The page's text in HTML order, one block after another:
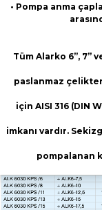
• Pompa anma
Tüm Alarko 6”, 7”
paslanmaz çelikten
için AISI 316 (DIN
imkanı vardır.
pompalanan